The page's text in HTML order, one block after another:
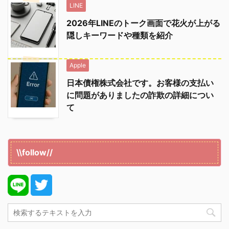
LINE
2026年LINEのトーク画面で花火が上がる
隠しキーワードや種類を紹介
Apple
日本債権株式会社です。お客様の支払い
に問題がありましたの詐欺の詳細につい
て
\\follow//